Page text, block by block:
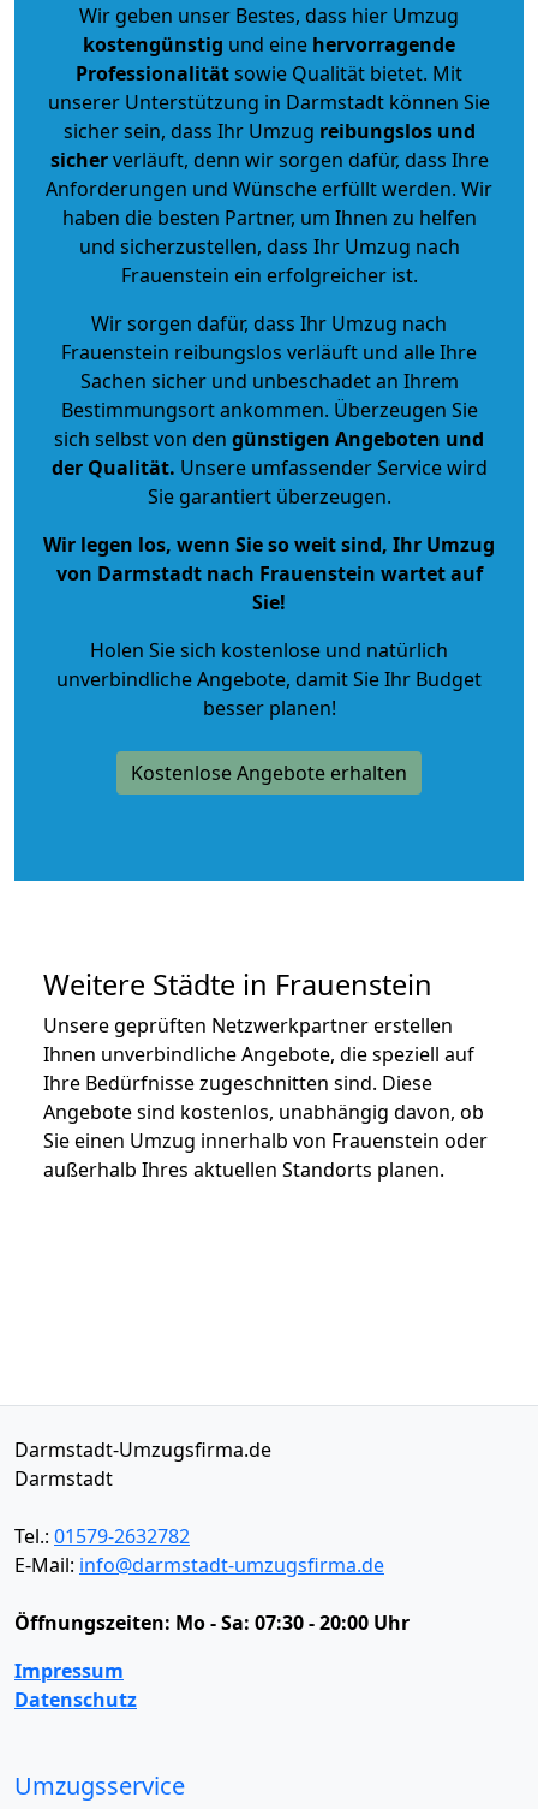
Wir geben unser Bestes, dass hier Umzug
kostengünstig und eine hervorragende
Professionalitätsowie Qualität bietet. Mit
unserer Unterstützung in Darmstadt können Sie
sicher sein, dass Ihr Umzug reibungslos und
sicherverläuft, denn wir sorgen dafür, dass Ihre
Anforderungen und Wünsche erfüllt werden. Wir
haben die besten Partner, um Ihnen zu helfen
und sicherzustellen, dass Ihr Umzug nach
Frauenstein ein erfolgreicher ist.
Wir sorgen dafür, dass Ihr Umzug nach
Frauenstein reibungslos verläuft und alle Ihre
Sachen sicher und unbeschadet an Ihrem
Bestimmungsort ankommen. Überzeugen Sie
sich selbst von den günstigen Angeboten und
der Qualität. Unsere umfassender Service wird
Sie garantiert überzeugen.
Wir legen los, wenn Sie so weit sind, Ihr Umzug
von Darmstadt nach Frauenstein wartet auf
Sie!
Holen Sie sich kostenlose und natürlich
unverbindliche Angebote, damit Sie Ihr Budget
besser planen!
Kostenlose Angebote erhalten
Weitere Städte in Frauenstein
Unsere geprüften Netzwerkpartner erstellen
Ihnen unverbindliche Angebote, die speziell auf
Ihre Bedürfnisse zugeschnitten sind. Diese
Angebote sind kostenlos, unabhängig davon, ob
Sie einen Umzug innerhalb von Frauenstein oder
außerhalb Ihres aktuellen Standorts planen.
Darmstadt-Umzugsfirma.de
Darmstadt
Tel.: 01579-2632782
E-Mail: info@darmstadt-umzugsfirma.de
Öffnungszeiten: Mo - Sa: 07:30 - 20:00 Uhr
Impressum
Datenschutz
Umzugsservice